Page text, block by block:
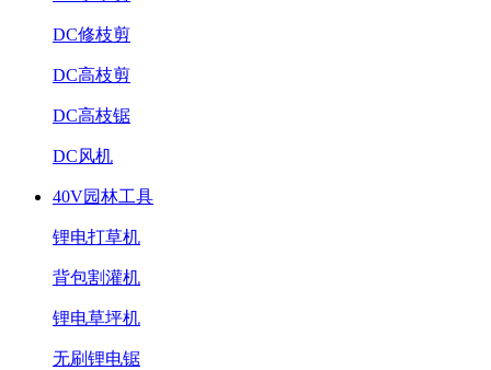
DC修枝剪
DC高枝剪
DC高枝锯
DC风机
40V园林工具
锂电打草机
背包割灌机
锂电草坪机
无刷锂电锯